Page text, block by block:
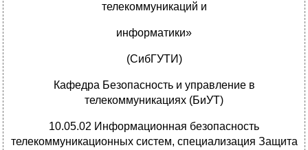
телекоммуникаций и
информатики»
(СибГУТИ)
Кафедра Безопасность и управление в
телекоммуникациях (БиУТ)
10.05.02 Информационная безопасность
телекоммуникационных систем, специализация Защита